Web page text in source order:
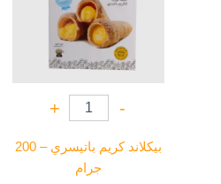
-
+
بيكلاند كريم باتيسري – 200
جرام